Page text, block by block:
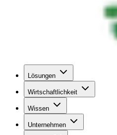
Lösungen
Wirtschaftlichkeit
Wissen
Unternehmen